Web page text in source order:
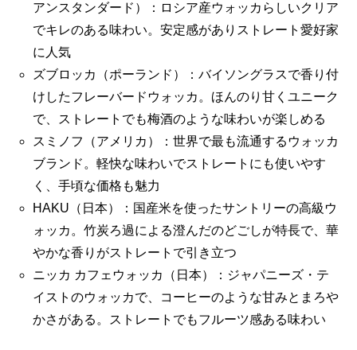
アンスタンダード）：ロシア産ウォッカらしいクリア
でキレのある味わい。安定感がありストレート愛好家
に人気
ズブロッカ（ポーランド）：バイソングラスで香り付
けしたフレーバードウォッカ。ほんのり甘くユニーク
で、ストレートでも梅酒のような味わいが楽しめる
スミノフ（アメリカ）：世界で最も流通するウォッカ
ブランド。軽快な味わいでストレートにも使いやす
く、手頃な価格も魅力
HAKU（日本）：国産米を使ったサントリーの高級ウ
ォッカ。竹炭ろ過による澄んだのどごしが特長で、華
やかな香りがストレートで引き立つ
ニッカ カフェウォッカ（日本）：ジャパニーズ・テ
イストのウォッカで、コーヒーのような甘みとまろや
かさがある。ストレートでもフルーツ感ある味わい